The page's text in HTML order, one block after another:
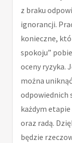
z braku
ignorancji.
konieczne,
spokoju”
oceny ryzyka.
można
odpowiednich
każdym etapie
oraz radą.
będzie